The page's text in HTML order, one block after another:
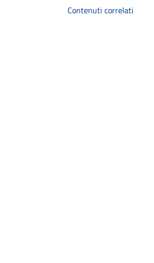
Contenuti correlati